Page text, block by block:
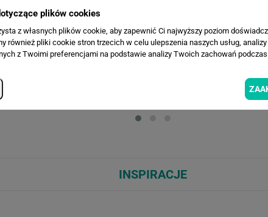
do gabinetów spa lub recepcji. Doskonale komponuje się ze
WIZUALIZACJE PRODUKTU
Loading...
INSPIRACJE
plików cookies
z własnych plików cookie, aby zapewnić Ci najwyższy poziom
również pliki cookie stron trzecich w celu ulepszenia naszych usług,
z Twoimi preferencjami na podstawie analizy Twoich zachowań